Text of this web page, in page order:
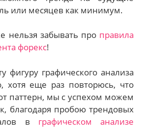
или месяцев как минимум.
нельзя забывать про правила
форекс!
фигуру графического анализа
хотя еще раз повторюсь, что
паттерн, мы с успехом можем
благодаря пробою трендовых
в графическом анализе